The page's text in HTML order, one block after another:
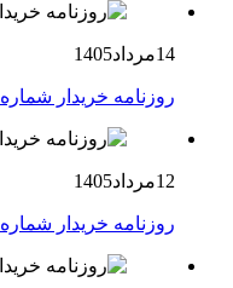
14مرداد1405
روزنامه خریدار شماره 2202
12مرداد1405
روزنامه خریدار شماره2201